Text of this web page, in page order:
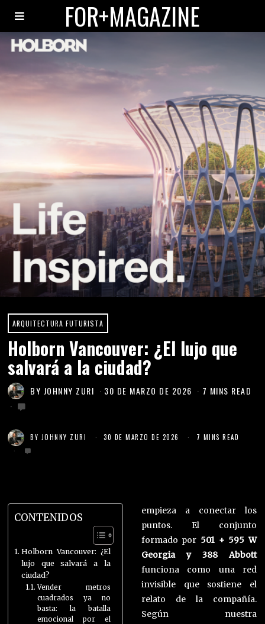
ARQUITECTURA FUTURISTA
Holborn Vancouver: ¿El lujo que
salvará a la ciudad?
BY JOHNNY ZURI 30 DE MARZO DE 2026 7 MINS READ
FOR+MAGAZINE
BY JOHNNY ZURI 30 DE MARZO DE 2026 7 MINS READ
CONTENIDOS
Holborn Vancouver: ¿El
lujo que salvará a la
ciudad?
Vender metros
cuadrados ya no
basta: la batalla
emocional por el
empieza a conectar los
puntos. El conjunto
formado por 501 + 595 W
Georgia y 388 Abbott
funciona como una red
invisible que sostiene el
relato de la compañía.
Según nuestra